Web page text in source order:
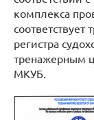
комплекса
соответствует
регистра
тренажерным
МКУБ.